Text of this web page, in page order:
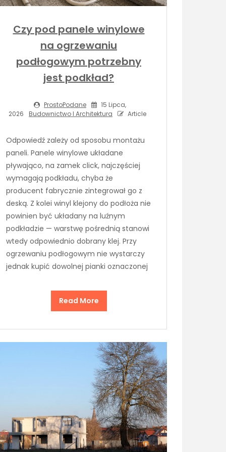
Czy pod panele winylowe
na ogrzewaniu
podłogowym potrzebny
jest podkład?
ProstoPodane
15 Lipca,
2026
Budownictwo I Architektura Article
Odpowiedź zależy od sposobu montażu
paneli. Panele winylowe układane
pływająco, na zamek click, najczęściej
wymagają podkładu, chyba że
producent fabrycznie zintegrował go z
deską. Z kolei winyl klejony do podłoża nie
powinien być układany na luźnym
podkładzie — warstwę pośrednią stanowi
wtedy odpowiednio dobrany klej. Przy
ogrzewaniu podłogowym nie wystarczy
jednak kupić dowolnej pianki oznaczonej
Read More